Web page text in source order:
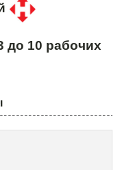
до 10 рабочих